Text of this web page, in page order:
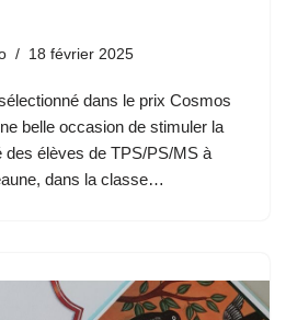
18 février 2025
dans le prix Cosmos
belle occasion de stimuler la
des élèves de TPS/PS/MS à
dans la classe…